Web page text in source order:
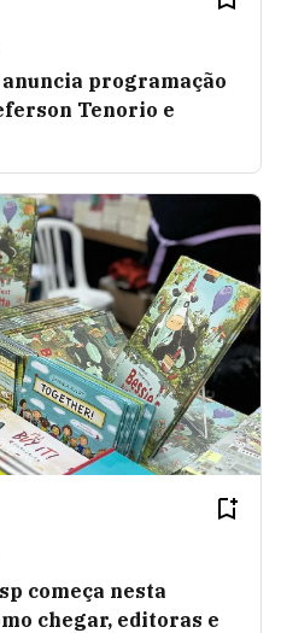
programação
Tenorio e
começa nesta
chegar, editoras e